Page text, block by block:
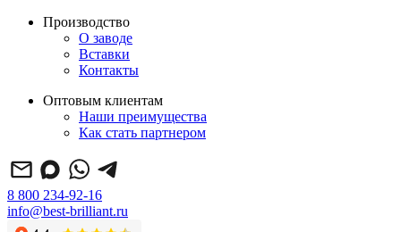
Производство
О заводе
Вставки
Контакты
Оптовым клиентам
Наши преимущества
Как стать партнером
8 800 234-92-16
info@best-brilliant.ru